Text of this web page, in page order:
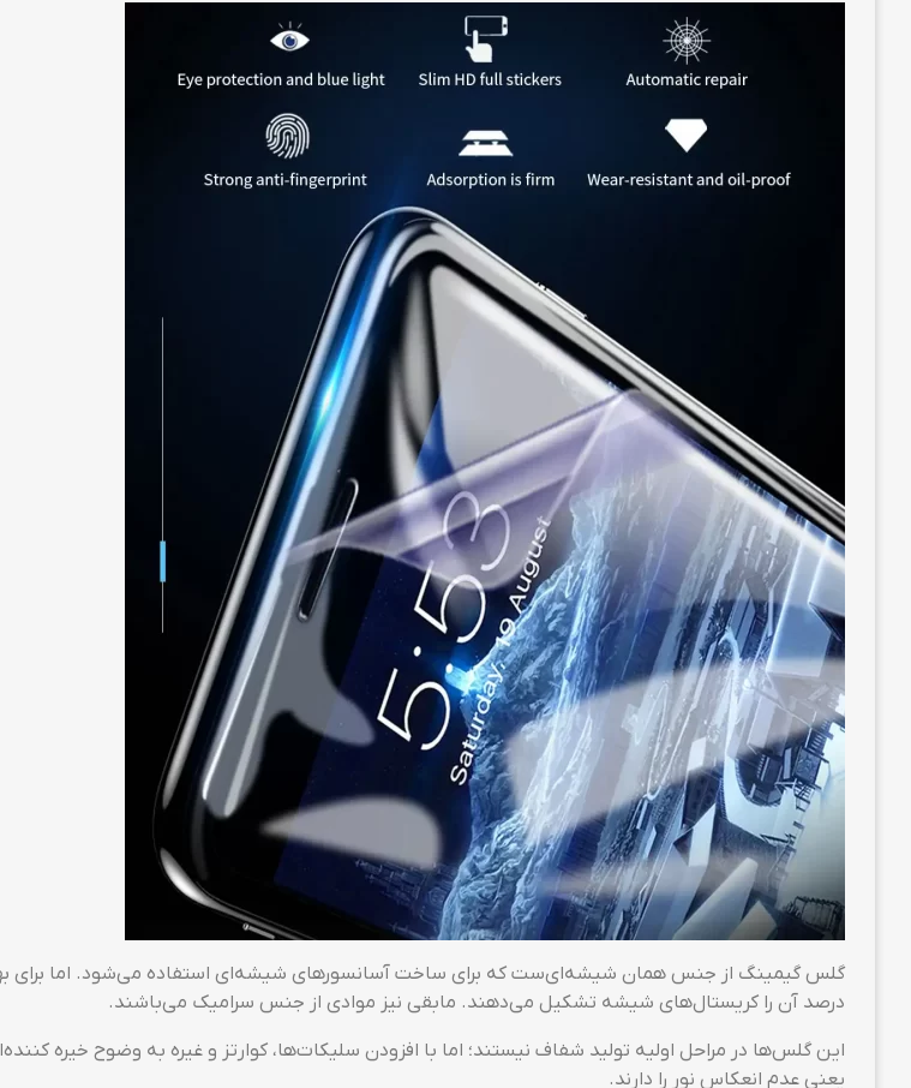
درصد آن را کریستال‌های شیشه تشکیل می‌دهند. مابقی نیز موادی از جنس سرامیک می‌باشند.
این گلس‌ها در مراحل اولیه تولید شفاف نیستند؛ اما با افزودن سلیکات‌ها، کوارتز و غیره به وضوح
یعنی عدم انعکاس نور را دارند.